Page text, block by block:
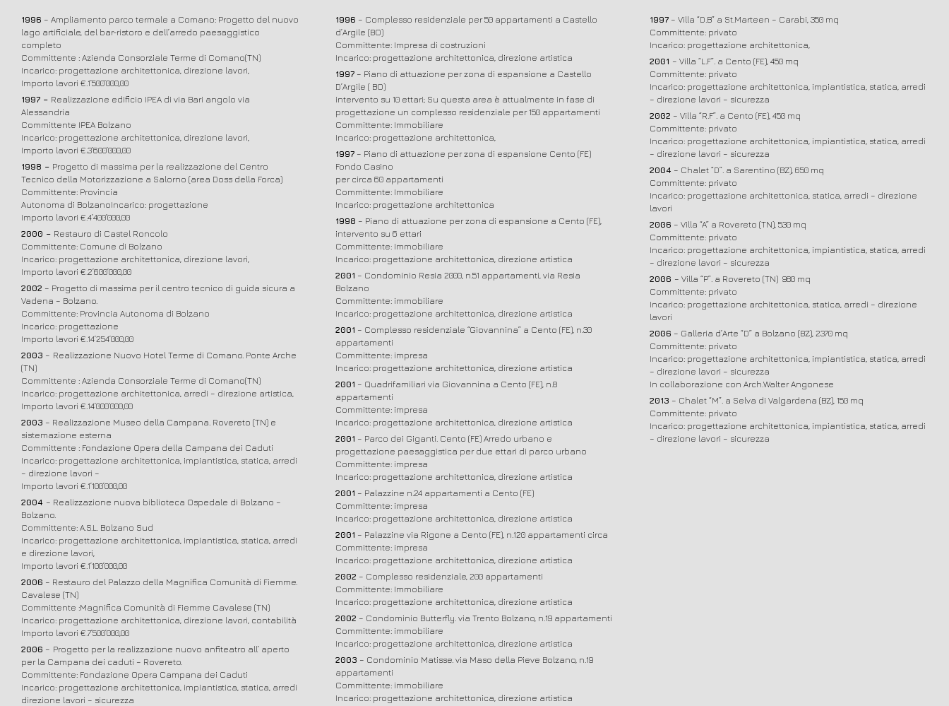
1996 – Ampliamento parco termale a Comano: Progetto del nuovo
lago artificiale, del bar-ristoro e dell’arredo paesaggistico
completo
Committente : Azienda Consorziale Terme di Comano(TN)
Incarico: progettazione architettonica, direzione lavori,
Importo lavori €.1’500’000,00
1997 – Realizzazione edificio IPEA di via Bari angolo via
Alessandria
Committente IPEA Bolzano
Incarico: progettazione architettonica, direzione lavori,
Importo lavori €.3’600’000,00
1998 – Progetto di massima per la realizzazione del Centro
Tecnico della Motorizzazione a Salorno (area Doss della Forca)
Committente: Provincia
Autonoma di BolzanoIncarico: progettazione
Importo lavori €.4’400’000,00
2000 – Restauro di Castel Roncolo
Committente: Comune di Bolzano
Incarico: progettazione architettonica, direzione lavori,
Importo lavori €.2’600’000,00
2002 – Progetto di massima per il centro tecnico di guida sicura a
Vadena – Bolzano.
Committente: Provincia Autonoma di Bolzano
Incarico: progettazione
Importo lavori €.14’254’000,00
2003 – Realizzazione Nuovo Hotel Terme di Comano. Ponte Arche
(TN)
Committente : Azienda Consorziale Terme di Comano(TN)
Incarico: progettazione architettonica, arredi – direzione artistica,
Importo lavori €.14’000’000,00
2003 – Realizzazione Museo della Campana. Rovereto (TN) e
sistemazione esterna
Committente : Fondazione Opera della Campana dei Caduti
Incarico: progettazione architettonica, impiantistica, statica, arredi
– direzione lavori –
Importo lavori €.1’100’000,00
2004 – Realizzazione nuova biblioteca Ospedale di Bolzano –
Bolzano.
Committente: A.S.L. Bolzano Sud
Incarico: progettazione architettonica, impiantistica, statica, arredi
e direzione lavori,
Importo lavori €.1’100’000,00
2006 – Restauro del Palazzo della Magnifica Comunità di Fiemme.
Cavalese (TN)
Committente :Magnifica Comunità di Fiemme Cavalese (TN)
Incarico: progettazione architettonica, direzione lavori, contabilità
Importo lavori €.7’500’000,00
2006 – Progetto per la realizzazione nuovo anfiteatro all’ aperto
per la Campana dei caduti – Rovereto.
Committente: Fondazione Opera Campana dei Caduti
Incarico: progettazione architettonica, impiantistica, statica, arredi
direzione lavori – sicurezza
1996 – Complesso residenziale per 50 appartamenti a Castello
d’Argile (BO)
Committente: Impresa di costruzioni
Incarico: progettazione architettonica, direzione artistica
1997 – Piano di attuazione per zona di espansione a Castello
D’Argile ( BO)
intervento su 10 ettari; Su questa area è attualmente in fase di
progettazione un complesso residenziale per 150 appartamenti
Committente: Immobiliare
Incarico: progettazione architettonica,
1997 – Piano di attuazione per zona di espansione Cento (FE)
Fondo Casino
per circa 60 appartamenti
Committente: Immobiliare
Incarico: progettazione architettonica
1998 – Piano di attuazione per zona di espansione a Cento (FE),
intervento su 6 ettari
Committente: Immobiliare
Incarico: progettazione architettonica, direzione artistica
2001 – Condominio Resia 2000, n.51 appartamenti, via Resia
Bolzano
Committente: immobiliare
Incarico: progettazione architettonica, direzione artistica
2001 – Complesso residenziale “Giovannina” a Cento (FE), n.30
appartamenti
Committente: impresa
Incarico: progettazione architettonica, direzione artistica
2001 – Quadrifamiliari via Giovannina a Cento (FE), n.8
appartamenti
Committente: impresa
Incarico: progettazione architettonica, direzione artistica
2001 – Parco dei Giganti. Cento (FE) Arredo urbano e
progettazione paesaggistica per due ettari di parco urbano
Committente: impresa
Incarico: progettazione architettonica, direzione artistica
2001 – Palazzine n.24 appartamenti a Cento (FE)
Committente: impresa
Incarico: progettazione architettonica, direzione artistica
2001 – Palazzine via Rigone a Cento (FE), n.120 appartamenti circa
Committente: impresa
Incarico: progettazione architettonica, direzione artistica
2002 – Complesso residenziale, 200 appartamenti
Committente: Immobiliare
Incarico: progettazione architettonica, direzione artistica
2002 – Condominio Butterfly. via Trento Bolzano, n.19 appartamenti
Committente: immobiliare
Incarico: progettazione architettonica, direzione artistica
2003 – Condominio Matisse. via Maso della Pieve Bolzano, n.19
appartamenti
Committente: immobiliare
Incarico: progettazione architettonica, direzione artistica
1997 – Villa “D.B” a St.Marteen – Carabi, 350 mq
Committente: privato
Incarico: progettazione architettonica,
2001 – Villa “L.F”. a Cento (FE), 450 mq
Committente: privato
Incarico: progettazione architettonica, impiantistica, statica, arredi
– direzione lavori – sicurezza
2002 – Villa “R.F”. a Cento (FE), 450 mq
Committente: privato
Incarico: progettazione architettonica, impiantistica, statica, arredi
– direzione lavori – sicurezza
2004 – Chalet “D”. a Sarentino (BZ), 650 mq
Committente: privato
Incarico: progettazione architettonica, statica, arredi – direzione
lavori
2006 – Villa “A” a Rovereto (TN), 530 mq
Committente: privato
Incarico: progettazione architettonica, impiantistica, statica, arredi
– direzione lavori – sicurezza
2006 – Villa “P”. a Rovereto (TN) 980 mq
Committente: privato
Incarico: progettazione architettonica, statica, arredi – direzione
lavori
2006 – Galleria d’Arte “D” a Bolzano (BZ), 2370 mq
Committente: privato
Incarico: progettazione architettonica, impiantistica, statica, arredi
– direzione lavori – sicurezza
In collaborazione con Arch.Walter Angonese
2013 – Chalet “M”. a Selva di Valgardena (BZ), 150 mq
Committente: privato
Incarico: progettazione architettonica, impiantistica, statica, arredi
– direzione lavori – sicurezza